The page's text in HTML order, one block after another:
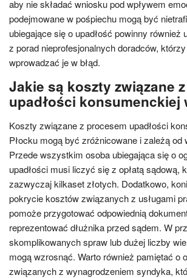
aby nie składać wniosku pod wpływem
podejmowane w pośpiechu mogą być
ubiegające się o upadłość powinny również
z porad nieprofesjonalnych doradców,
wprowadzać je w błąd.
Jakie są koszty związane
upadłości konsumenckiej
Koszty związane z procesem upadłości
Płocku mogą być zróżnicowane i zależą od
Przede wszystkim osoba ubiegająca się o
upadłości musi liczyć się z opłatą sądową,
zazwyczaj kilkaset złotych. Dodatkowo,
pokrycie kosztów związanych z usługami
pomoże przygotować odpowiednią
reprezentować dłużnika przed sądem. W
skomplikowanych spraw lub dużej liczby
mogą wzrosnąć. Warto również pamiętać o
związanych z wynagrodzeniem syndyka,